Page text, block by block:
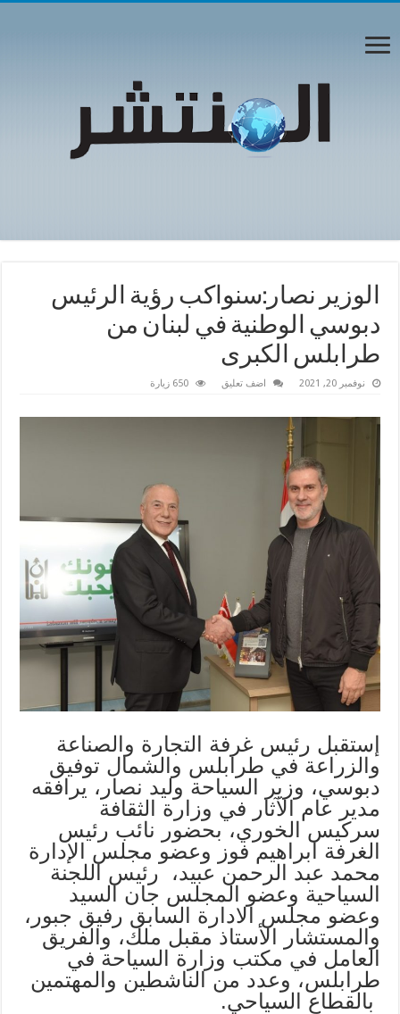
الوزير نصار:سنواكب رؤية الرئيس
دبوسي الوطنية في لبنان من
طرابلس الكبرى
نوفمبر 20, 2021 اضف تعليق 650 زيارة
إستقبل رئيس غرفة التجارة والصناعة
والزراعة في طرابلس والشمال توفيق
دبوسي، وزير السياحة وليد نصار، يرافقه
مدير عام الآثار في وزارة الثقافة
سركيس الخوري، بحضور نائب رئيس
الغرفة ابراهيم فوز وعضو مجلس الإدارة
محمد عبد الرحمن عبيد، رئيس اللجنة
السياحية وعضو المجلس جان السيد
وعضو مجلس الادارة السابق رفيق جبور،
والمستشار الأستاذ مقبل ملك، والفريق
العامل في مكتب وزارة السياحة في
طرابلس، وعدد من الناشطين والمهتمين
بالقطاع السياحي.